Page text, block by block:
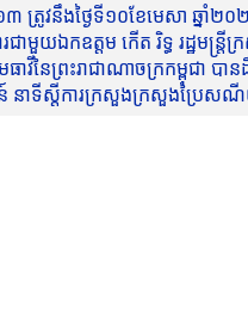
វនឹងថ្ងៃទី១០ខែមេសា ឆ្នាំ២
មួយឯកឧត្តម កើត រិទ្ធ រដ្ឋមន្
នៃព្រះរាជាណាចក្រកម្ពុជា ប
នាទីស្តីការក្រសួងក្រសួងប្រៃ